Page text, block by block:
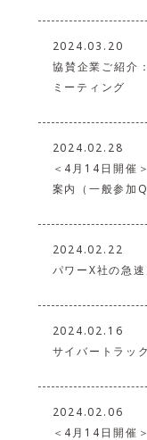
2024.03.20
協賛企業ご紹介
ミーティング
2024.02.28
＜4月14日開催
案内（一般参加
2024.02.22
パワーX社の急
2024.02.16
サイバートラッ
2024.02.06
＜4月14日開催